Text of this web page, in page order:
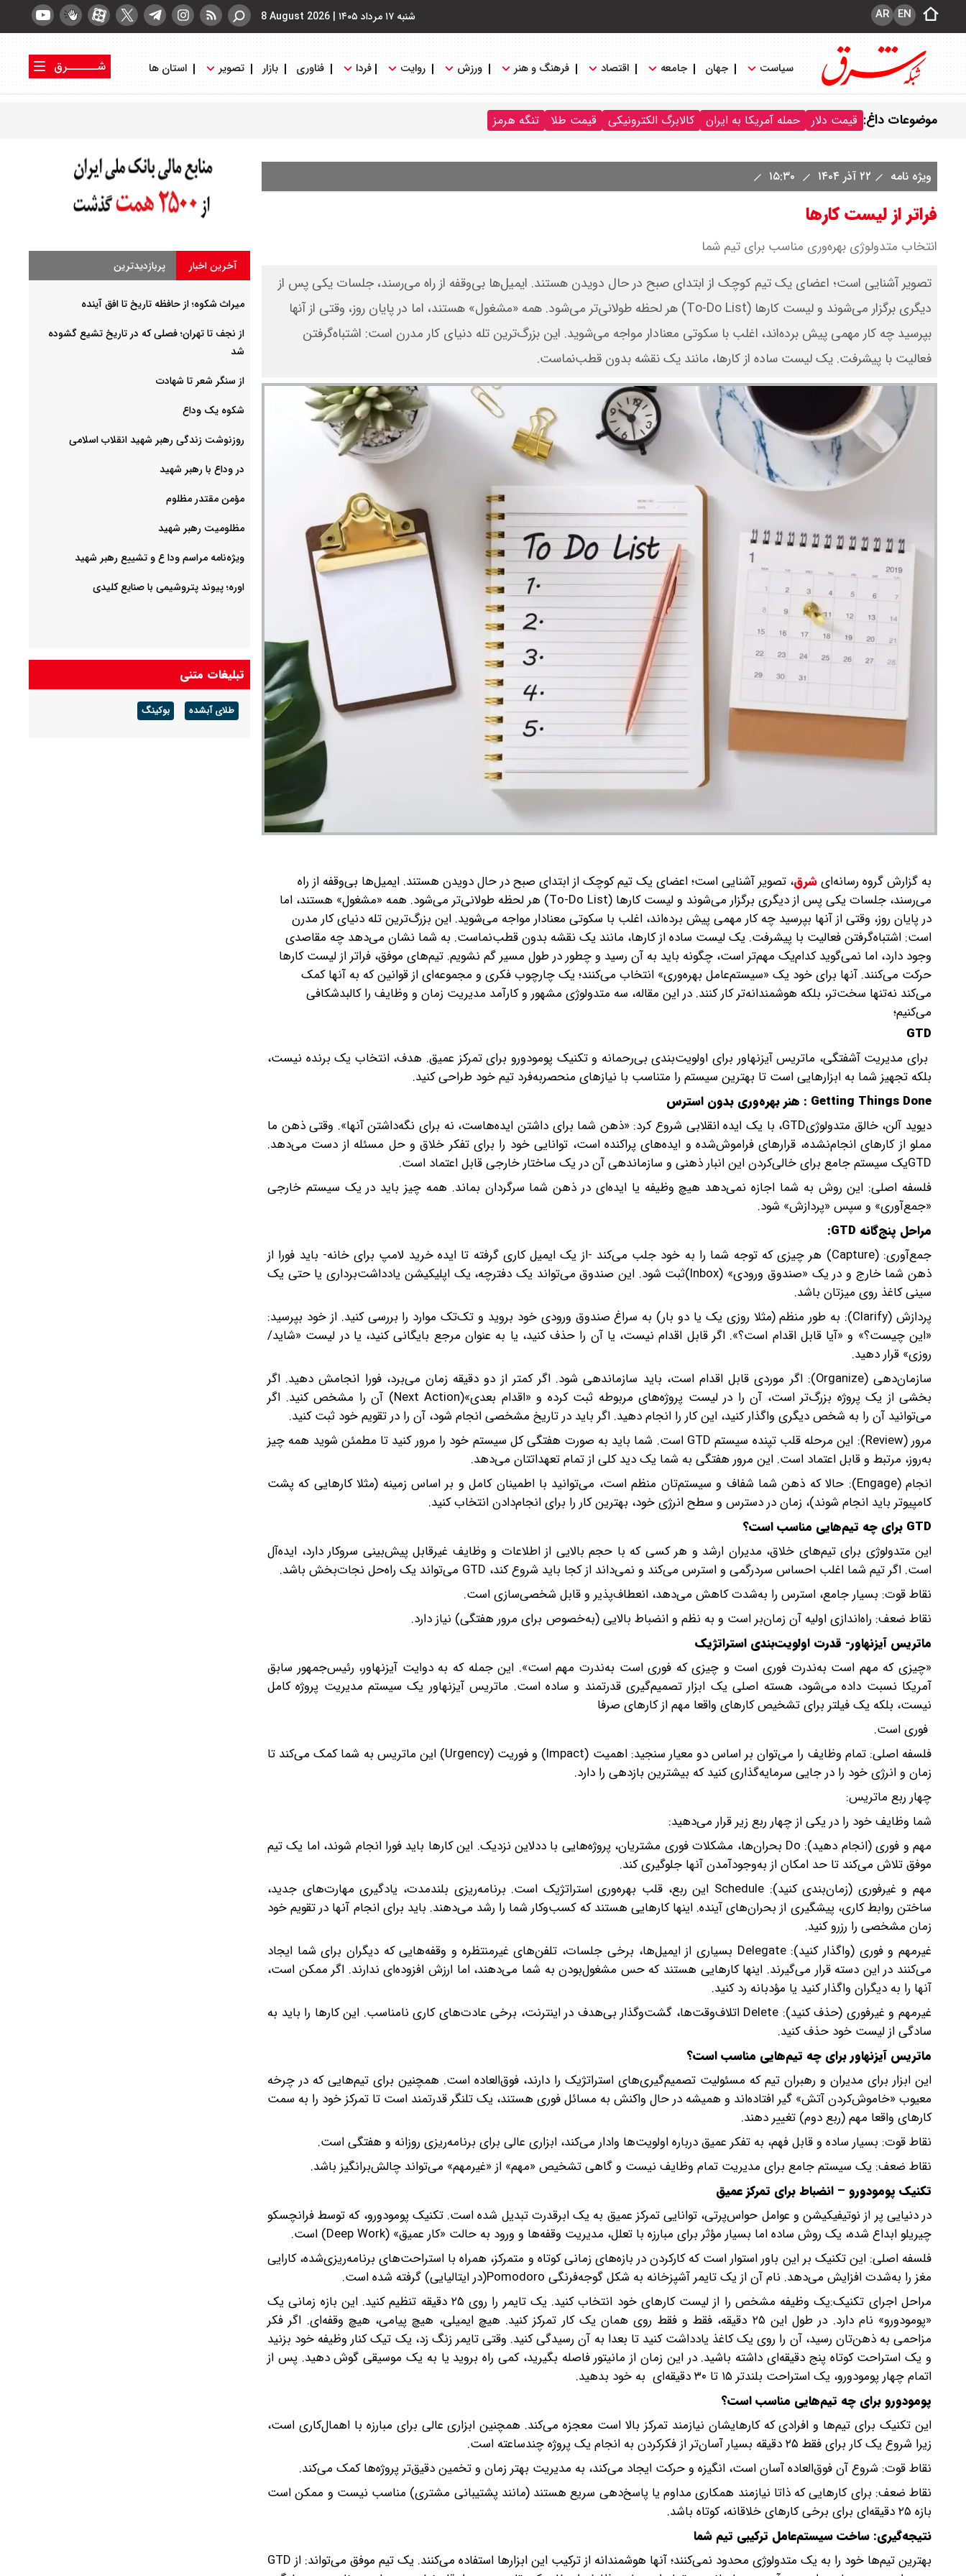
شنبه ۱۷ مرداد ۱۴۰۵ |
8 August 2026 EN
AR
سیاست جهان جامعه اقتصاد فرهنگ و هنر ورزش روایت فردا فناوری بازار تصویر استان ها
شــــــرق
موضوعات داغ: قیمت دلار حمله آمریکا به ایران کالابرگ الکترونیکی قیمت طلا تنگه هرمز
ویژه نامه ۲۲ آذر ۱۴۰۴
فراتر از لیست کارها
انتخاب متدولوژی بهره‌وری مناسب برای تیم شما
تصویر آشنایی است؛ اعضای یک تیم کوچک از ابتدای صبح در حال دویدن هستند. ایمیل‌ها بی‌وقفه از راه می‌رسند، جلسات یکی پس از
دیگری برگزار می‌شوند و لیست کارها (To-Do List) هر لحظه طولانی‌تر می‌شود. همه «مشغول» هستند، اما در پایان روز، وقتی از آنها
بپرسید چه کار مهمی پیش برده‌اند، اغلب با سکوتی معنادار مواجه می‌شوید. این بزرگ‌ترین تله دنیای کار مدرن است: اشتباه‌گرفتن
فعالیت با پیشرفت. یک لیست ساده از کارها، مانند یک نقشه بدون قطب‌نماست.
به گزارش گروه رسانه‌ایشرق، تصویر آشنایی است؛ اعضای یک تیم کوچک از ابتدای صبح در حال دویدن هستند. ایمیل‌ها بی‌وقفه از راه
می‌رسند، جلسات یکی پس از دیگری برگزار می‌شوند و لیست کارها (To-Do List) هر لحظه طولانی‌تر می‌شود. همه «مشغول» هستند، اما
در پایان روز، وقتی از آنها بپرسید چه کار مهمی پیش برده‌اند، اغلب با سکوتی معنادار مواجه می‌شوید. این بزرگ‌ترین تله دنیای کار مدرن
است: اشتباه‌گرفتن فعالیت با پیشرفت. یک لیست ساده از کارها، مانند یک نقشه بدون قطب‌نماست. به شما نشان می‌دهد چه مقاصدی
وجود دارد، اما نمی‌گوید کدام‌یک مهم‌تر است، چگونه باید به آن رسید و چطور در طول مسیر گم نشویم. تیم‌های موفق، فراتر از لیست کارها
حرکت می‌کنند. آنها برای خود یک «سیستم‌عامل بهره‌وری» انتخاب می‌کنند؛ یک چارچوب فکری و مجموعه‌ای از قوانین که به آنها کمک
می‌کند نه‌تنها سخت‌تر، بلکه هوشمندانه‌تر کار کنند. در این مقاله، سه متدولوژی مشهور و کارآمد مدیریت زمان و وظایف را کالبدشکافی
می‌کنیم؛
GTD
برای مدیریت آشفتگی، ماتریس آیزنهاور برای اولویت‌بندی بی‌رحمانه و تکنیک پومودورو برای تمرکز عمیق. هدف، انتخاب یک برنده نیست،
بلکه تجهیز شما به ابزارهایی است تا بهترین سیستم را متناسب با نیازهای منحصربه‌فرد تیم خود طراحی کنید.
Getting Things Done : هنر بهره‌وری بدون استرس
دیوید آلن، خالق متدولوژیGTD، با یک ایده انقلابی شروع کرد: «ذهن شما برای داشتن ایده‌هاست، نه برای نگه‌داشتن آنها». وقتی ذهن ما
مملو از کارهای انجام‌نشده، قرارهای فراموش‌شده و ایده‌های پراکنده است، توانایی خود را برای تفکر خلاق و حل مسئله از دست می‌دهد.
GTDیک سیستم جامع برای خالی‌کردن این انبار ذهنی و سازماندهی آن در یک ساختار خارجی قابل اعتماد است.
فلسفه اصلی: این روش به شما اجازه نمی‌دهد هیچ وظیفه یا ایده‌ای در ذهن شما سرگردان بماند. همه چیز باید در یک سیستم خارجی
«جمع‌آوری» و سپس «پردازش» شود.
مراحل پنج‌گانه GTD:
جمع‌آوری: (Capture) هر چیزی که توجه شما را به خود جلب می‌کند -از یک ایمیل کاری گرفته تا ایده خرید لامپ برای خانه- باید فورا از
ذهن شما خارج و در یک «صندوق ورودی» (Inbox)ثبت شود. این صندوق می‌تواند یک دفترچه، یک اپلیکیشن یادداشت‌برداری یا حتی یک
سینی کاغذ روی میزتان باشد.
پردازش (Clarify): به طور منظم (مثلا روزی یک یا دو بار) به سراغ صندوق ورودی خود بروید و تک‌تک موارد را بررسی کنید. از خود بپرسید:
«این چیست؟» و «آیا قابل اقدام است؟». اگر قابل اقدام نیست، یا آن را حذف کنید، یا به عنوان مرجع بایگانی کنید، یا در لیست «شاید/
روزی» قرار دهید.
سازمان‌دهی (Organize): اگر موردی قابل اقدام است، باید سازماندهی شود. اگر کمتر از دو دقیقه زمان می‌برد، فورا انجامش دهید. اگر
بخشی از یک پروژه بزرگ‌تر است، آن را در لیست پروژه‌های مربوطه ثبت کرده و «اقدام بعدی»(Next Action) آن را مشخص کنید. اگر
می‌توانید آن را به شخص دیگری واگذار کنید، این کار را انجام دهید. اگر باید در تاریخ مشخصی انجام شود، آن را در تقویم خود ثبت کنید.
مرور (Review): این مرحله قلب تپنده سیستم GTD است. شما باید به صورت هفتگی کل سیستم خود را مرور کنید تا مطمئن شوید همه چیز
به‌روز، مرتبط و قابل اعتماد است. این مرور هفتگی به شما یک دید کلی از تمام تعهداتتان می‌دهد.
انجام (Engage): حالا که ذهن شما شفاف و سیستم‌تان منظم است، می‌توانید با اطمینان کامل و بر اساس زمینه (مثلا کارهایی که پشت
کامپیوتر باید انجام شوند)، زمان در دسترس و سطح انرژی خود، بهترین کار را برای انجام‌دادن انتخاب کنید.
GTD برای چه تیم‌هایی مناسب است؟
این متدولوژی برای تیم‌های خلاق، مدیران ارشد و هر کسی که با حجم بالایی از اطلاعات و وظایف غیرقابل پیش‌بینی سروکار دارد، ایده‌آل
است. اگر تیم شما اغلب احساس سردرگمی و استرس می‌کند و نمی‌داند از کجا باید شروع کند، GTD می‌تواند یک راه‌حل نجات‌بخش باشد.
نقاط قوت: بسیار جامع، استرس را به‌شدت کاهش می‌دهد، انعطاف‌پذیر و قابل شخصی‌سازی است.
نقاط ضعف: راه‌اندازی اولیه آن زمان‌بر است و به نظم و انضباط بالایی (به‌خصوص برای مرور هفتگی) نیاز دارد.
ماتریس آیزنهاور- قدرت اولویت‌بندی استراتژیک
«چیزی که مهم است به‌ندرت فوری است و چیزی که فوری است به‌ندرت مهم است». این جمله که به دوایت آیزنهاور، رئیس‌جمهور سابق
آمریکا نسبت داده می‌شود، هسته اصلی یک ابزار تصمیم‌گیری قدرتمند و ساده است. ماتریس آیزنهاور یک سیستم مدیریت پروژه کامل
نیست، بلکه یک فیلتر برای تشخیص کارهای واقعا مهم از کارهای صرفا
فوری است.
فلسفه اصلی: تمام وظایف را می‌توان بر اساس دو معیار سنجید: اهمیت (Impact) و فوریت (Urgency) این ماتریس به شما کمک می‌کند تا
زمان و انرژی خود را در جایی سرمایه‌گذاری کنید که بیشترین بازدهی را دارد.
چهار ربع ماتریس:
شما وظایف خود را در یکی از چهار ربع زیر قرار می‌دهید:
مهم و فوری (انجام دهید): Do بحران‌ها، مشکلات فوری مشتریان، پروژه‌هایی با ددلاین نزدیک. این کارها باید فورا انجام شوند، اما یک تیم
موفق تلاش می‌کند تا حد امکان از به‌وجودآمدن آنها جلوگیری کند.
مهم و غیرفوری (زمان‌بندی کنید): Schedule این ربع، قلب بهره‌وری استراتژیک است. برنامه‌ریزی بلندمدت، یادگیری مهارت‌های جدید،
ساختن روابط کاری، پیشگیری از بحران‌های آینده. اینها کارهایی هستند که کسب‌وکار شما را رشد می‌دهند. باید برای انجام آنها در تقویم خود
زمان مشخصی را رزرو کنید.
غیرمهم و فوری (واگذار کنید): Delegate بسیاری از ایمیل‌ها، برخی جلسات، تلفن‌های غیرمنتظره و وقفه‌هایی که دیگران برای شما ایجاد
می‌کنند در این دسته قرار می‌گیرند. اینها کارهایی هستند که حس مشغول‌بودن به شما می‌دهند، اما ارزش افزوده‌ای ندارند. اگر ممکن است،
آنها را به دیگران واگذار کنید یا مؤدبانه رد کنید.
غیرمهم و غیرفوری (حذف کنید): Delete اتلاف‌وقت‌ها، گشت‌وگذار بی‌هدف در اینترنت، برخی عادت‌های کاری نامناسب. این کارها را باید به
سادگی از لیست خود حذف کنید.
ماتریس آیزنهاور برای چه تیم‌هایی مناسب است؟
این ابزار برای مدیران و رهبران تیم که مسئولیت تصمیم‌گیری‌های استراتژیک را دارند، فوق‌العاده است. همچنین برای تیم‌هایی که در چرخه
معیوب «خاموش‌کردن آتش» گیر افتاده‌اند و همیشه در حال واکنش به مسائل فوری هستند، یک تلنگر قدرتمند است تا تمرکز خود را به سمت
کارهای واقعا مهم (ربع دوم) تغییر دهند.
نقاط قوت: بسیار ساده و قابل فهم، به تفکر عمیق درباره اولویت‌ها وادار می‌کند، ابزاری عالی برای برنامه‌ریزی روزانه و هفتگی است.
نقاط ضعف: یک سیستم جامع برای مدیریت تمام وظایف نیست و گاهی تشخیص «مهم» از «غیرمهم» می‌تواند چالش‌برانگیز باشد.
تکنیک پومودورو – انضباط برای تمرکز عمیق
در دنیایی پر از نوتیفیکیشن و عوامل حواس‌پرتی، توانایی تمرکز عمیق به یک ابرقدرت تبدیل شده است. تکنیک پومودورو، که توسط فرانچسکو
چیریلو ابداع شده، یک روش ساده اما بسیار مؤثر برای مبارزه با تعلل، مدیریت وقفه‌ها و ورود به حالت «کار عمیق» (Deep Work) است.
فلسفه اصلی: این تکنیک بر این باور استوار است که کارکردن در بازه‌های زمانی کوتاه و متمرکز، همراه با استراحت‌های برنامه‌ریزی‌شده، کارایی
مغز را به‌شدت افزایش می‌دهد. نام آن از یک تایمر آشپزخانه به شکل گوجه‌فرنگی Pomodoro(در ایتالیایی) گرفته شده است.
مراحل اجرای تکنیک:یک وظیفه مشخص را از لیست کارهای خود انتخاب کنید. یک تایمر را روی ۲۵ دقیقه تنظیم کنید. این بازه زمانی یک
«پومودورو» نام دارد. در طول این ۲۵ دقیقه، فقط و فقط روی همان یک کار تمرکز کنید. هیچ ایمیلی، هیچ پیامی، هیچ وقفه‌ای. اگر فکر
مزاحمی به ذهن‌تان رسید، آن را روی یک کاغذ یادداشت کنید تا بعدا به آن رسیدگی کنید. وقتی تایمر زنگ زد، یک تیک کنار وظیفه خود بزنید
و یک استراحت کوتاه پنج دقیقه‌ای داشته باشید. در این زمان از مانیتور فاصله بگیرید، کمی راه بروید یا به یک موسیقی گوش دهید. پس از
اتمام چهار پومودورو، یک استراحت بلندتر ۱۵ تا ۳۰ دقیقه‌ای به خود بدهید.
پومودورو برای چه تیم‌هایی مناسب است؟
این تکنیک برای تیم‌ها و افرادی که کارهایشان نیازمند تمرکز بالا است معجزه می‌کند. همچنین ابزاری عالی برای مبارزه با اهمال‌کاری است،
زیرا شروع یک کار برای فقط ۲۵ دقیقه بسیار آسان‌تر از فکرکردن به انجام یک پروژه چندساعته است.
نقاط قوت: شروع آن فوق‌العاده آسان است، انگیزه و حرکت ایجاد می‌کند، به مدیریت بهتر زمان و تخمین دقیق‌تر پروژه‌ها کمک می‌کند.
نقاط ضعف: برای کارهایی که ذاتا نیازمند همکاری مداوم یا پاسخ‌دهی سریع هستند (مانند پشتیبانی مشتری) مناسب نیست و ممکن است
بازه ۲۵ دقیقه‌ای برای برخی کارهای خلاقانه، کوتاه باشد.
نتیجه‌گیری: ساخت سیستم‌عامل ترکیبی تیم شما
بهترین تیم‌ها خود را به یک متدولوژی محدود نمی‌کنند؛ آنها هوشمندانه از ترکیب این ابزارها استفاده می‌کنند. یک تیم موفق می‌تواند: از GTD
آخرین اخبار پربازدیدترین
میراث شکوه؛ از حافظه تاریخ تا افق آینده
از نجف تا تهران؛ فصلی که در تاریخ تشیع گشوده
شد
از سنگر شعر تا شهادت
شکوه یک وداع
روزنوشت زندگی رهبر شهید انقلاب اسلامی
در وداع با رهبر شهید
مؤمن مقتدر مظلوم
مظلومیت رهبر شهید
ویژه‌نامه مراسم ودا ع و تشییع رهبر شهید
اوره؛ پیوند پتروشیمی با صنایع کلیدی
تبلیغات متنی
طلای آبشده بوکینگ